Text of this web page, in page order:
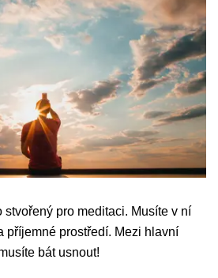
stvořený pro meditaci. Musíte v ní
příjemné prostředí. Mezi hlavní
bát usnout!